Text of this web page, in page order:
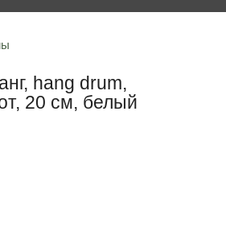
hang drum,
20 см, белый